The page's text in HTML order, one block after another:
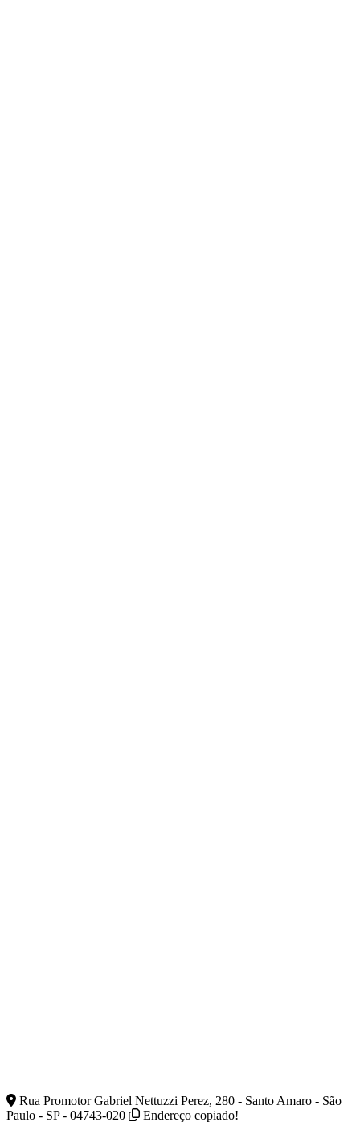
Rua Promotor Gabriel Nettuzzi Perez, 280 - Santo Amaro - São
Paulo - SP - 04743-020
Endereço copiado!